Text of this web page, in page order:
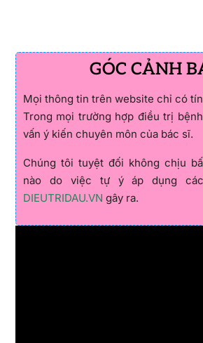
GÓC CẢNH
Mọi thông tin trên website chỉ có
Trong mọi trường hợp điều trị
vấn ý kiến chuyên môn của bác sĩ.
Chúng tôi tuyệt đối không chịu
nào do việc tự ý áp dụng
DIEUTRIDAU.VN gây ra.